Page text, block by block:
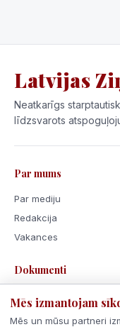
Latvijas
Neatkarīgs
līdzsvarots
Par mums
Par mediju
Redakcija
Vakances
Dokumenti
Mēs izmantojam
Mēs un mūsu partneri